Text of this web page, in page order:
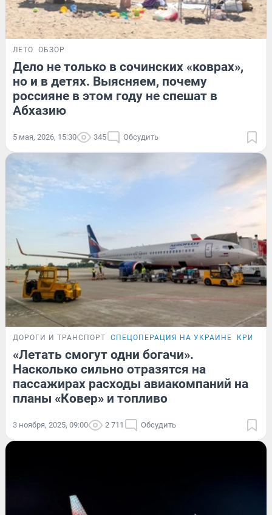
ЛЕТО ОБЗОР
Дело не только в сочинских «коврах»,
но и в детях. Выясняем, почему
россияне в этом году не спешат в
Абхазию
5 мая, 2026, 15:30 345 Обсудить
ДОРОГИ И ТРАНСПОРТ СПЕЦОПЕРАЦИЯ НА УКРАИНЕ
«Летать смогут одни богачи».
Насколько сильно отразятся на
пассажирах расходы авиакомпаний на
планы «Ковер» и топливо
3 ноября, 2025, 09:00 2 711 Обсудить